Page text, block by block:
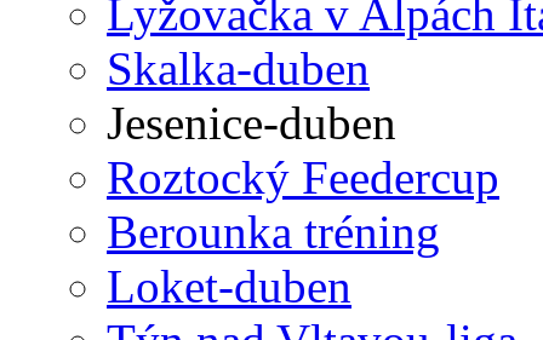
Lyžovačka v Alpách
Skalka-duben
Jesenice-duben
Roztocký Feedercup
Berounka tréning
Loket-duben